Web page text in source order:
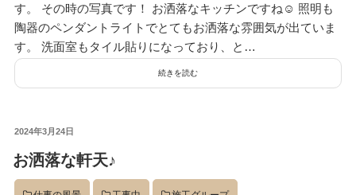
す。 その時の写真です！ お洒落なキッチンですね☺️ 照明も
陶器のペンダントライトでとてもお洒落な雰囲気が出ていま
す。 洗面室もタイル貼りになっており、と…
続きを読む
投
日:
2024年3月24日
お洒落な軒天♪